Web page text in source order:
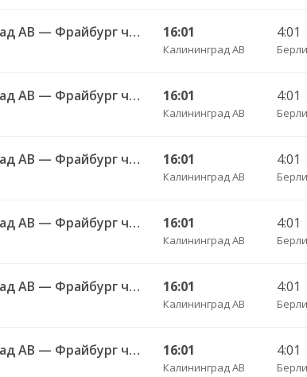
905 Калининград АВ — Фрайбург ч/з Дортмунд 16:01
Калининград АВ
4:01
905 Калининград АВ — Фрайбург ч/з Дортмунд 16:01
Калининград АВ
4:01
905 Калининград АВ — Фрайбург ч/з Дортмунд 16:01
Калининград АВ
4:01
905 Калининград АВ — Фрайбург ч/з Дортмунд 16:01
Калининград АВ
4:01
905 Калининград АВ — Фрайбург ч/з Дортмунд 16:01
Калининград АВ
4:01
905 Калининград АВ — Фрайбург ч/з Дортмунд 16:01
Калининград АВ
4:01